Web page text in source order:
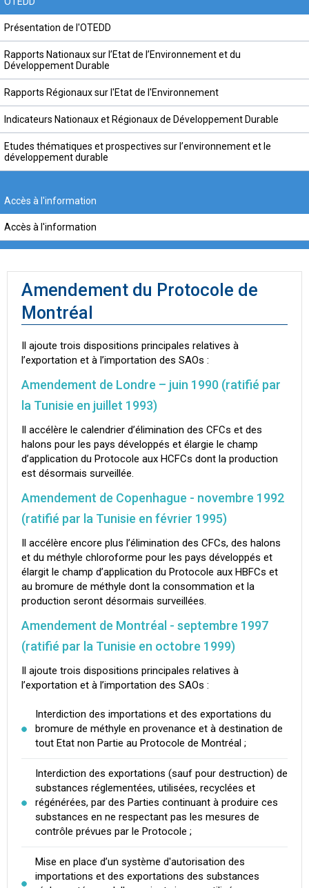
Présentation de l'OTEDD
Rapports Nationaux sur l’Etat de l’Environnement et du
Développement Durable
Rapports Régionaux sur l'Etat de l'Environnement
Indicateurs Nationaux et Régionaux de Développement Durable
Etudes thématiques et prospectives sur l’environnement et le
développement durable
Accès à l'information
Accès à l'information
Amendement du Protocole de
Montréal
Il ajoute trois dispositions principales relatives à
l’exportation et à l’importation des SAOs :
Amendement de Londre – juin 1990 (ratifié par
la Tunisie en juillet 1993)
Il accélère le calendrier d’élimination des CFCs et des
halons pour les pays développés et élargie le champ
d’application du Protocole aux HCFCs dont la production
est désormais surveillée.
Amendement de Copenhague - novembre 1992
(ratifié par la Tunisie en février 1995)
Il accélère encore plus l’élimination des CFCs, des halons
et du méthyle chloroforme pour les pays développés et
élargit le champ d’application du Protocole aux HBFCs et
au bromure de méthyle dont la consommation et la
production seront désormais surveillées.
Amendement de Montréal - septembre 1997
(ratifié par la Tunisie en octobre 1999)
Il ajoute trois dispositions principales relatives à
l’exportation et à l’importation des SAOs :
Interdiction des importations et des exportations du
bromure de méthyle en provenance et à destination de
tout Etat non Partie au Protocole de Montréal ;
Interdiction des exportations (sauf pour destruction) de
substances réglementées, utilisées, recyclées et
régénérées, par des Parties continuant à produire ces
substances en ne respectant pas les mesures de
contrôle prévues par le Protocole ;
Mise en place d’un système d'autorisation des
importations et des exportations des substances